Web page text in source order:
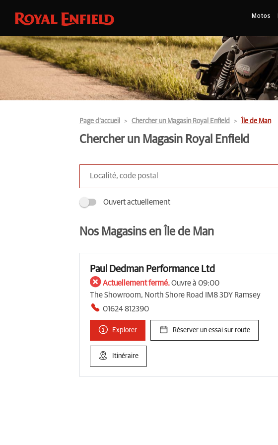
Motos
Page d’accueil Chercher un Magasin Royal Enfield Île de Man
Chercher un Magasin Royal Enfield
Ouvert actuellement
Nos Magasins en Île de Man
Paul Dedman Performance Ltd
Actuellement fermé.Ouvre à 09:00
The Showroom, North Shore Road IM8 3DY Ramsey
01624 812390
Explorer Réserver un essai sur route
Itinéraire